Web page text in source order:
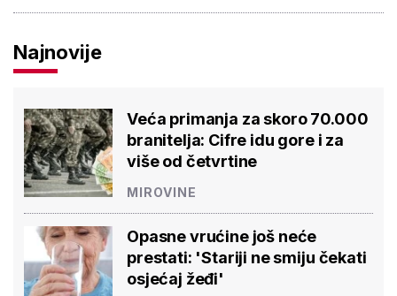
Najnovije
Veća primanja za skoro 70.000
branitelja: Cifre idu gore i za
više od četvrtine
MIROVINE
Opasne vrućine još neće
prestati: 'Stariji ne smiju čekati
osjećaj žeđi'